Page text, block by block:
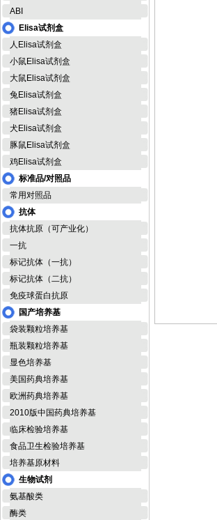
ABI
Elisa试剂盒
人Elisa试剂盒
小鼠Elisa试剂盒
大鼠Elisa试剂盒
兔Elisa试剂盒
猪Elisa试剂盒
犬Elisa试剂盒
豚鼠Elisa试剂盒
鸡Elisa试剂盒
标准品/对照品
常用对照品
抗体
抗体抗原（可产业化）
一抗
标记抗体（一抗）
标记抗体（二抗）
免疫球蛋白抗原
国产培养基
袋装颗粒培养基
瓶装颗粒培养基
显色培养基
美国药典培养基
欧洲药典培养基
2010版中国药典培养基
临床检验培养基
食品卫生检验培养基
培养基原材料
生物试剂
氨基酸类
酶类